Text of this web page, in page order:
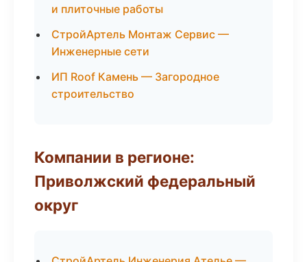
и плиточные работы
СтройАртель Монтаж Сервис —
Инженерные сети
ИП Roof Камень — Загородное
строительство
Компании в регионе:
Приволжский федеральный
округ